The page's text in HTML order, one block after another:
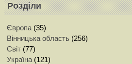
Розділи
Європа(35)
Вінницька область(256)
Світ(77)
Україна(121)